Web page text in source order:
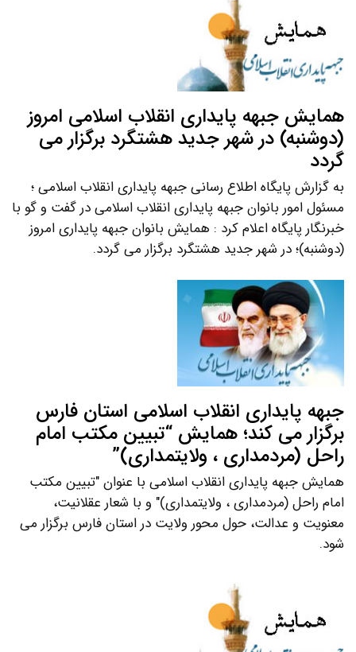
همایش جبهه پایداری انقلاب اسلامی امروز
(دوشنبه) در شهر جدید هشتگرد برگزار می
گردد
به گزارش پایگاه اطلاع رسانی جبهه پایداری انقلاب اسلامی ؛
مسئول امور بانوان جبهه پایداری انقلاب اسلامی در گفت و گو با
خبرنگار پایگاه اعلام کرد : همایش بانوان جبهه پایداری امروز
(دوشنبه)؛ در شهر جدید هشتگرد برگزار می گردد.
جبهه پایداری انقلاب اسلامی استان فارس
برگزار می کند؛ همایش “تبیین مکتب امام
راحل (مردمداری ، ولایتمداری)”
همایش جبهه پایداری انقلاب اسلامی با عنوان "تبیین مکتب
امام راحل (مردمداری ، ولایتمداری)" و با شعار عقلانیت،
معنویت و عدالت، حول محور ولایت در استان فارس برگزار می
شود.